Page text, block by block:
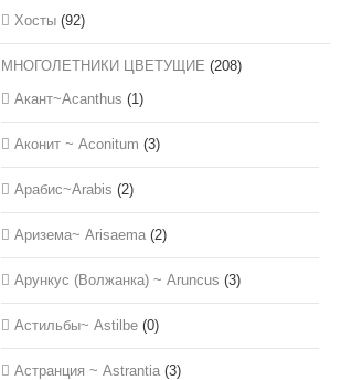
Хосты (92)
МНОГОЛЕТНИКИ ЦВЕТУЩИЕ (208)
Акант~Acanthus (1)
Аконит ~ Aconitum (3)
Арабис~Arabis (2)
Аризема~ Arisaema (2)
Арункус (Волжанка) ~ Aruncus (3)
Астильбы~ Astilbe (0)
Астранция ~ Astrantia (3)